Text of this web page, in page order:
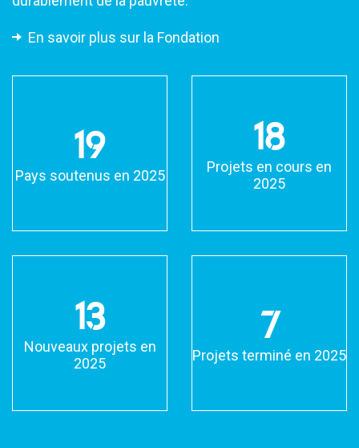
En savoir plus sur la Fondation
19
Pays soutenus en 2025
18
Projets en cours en
2025
13
Nouveaux projets en
2025
7
Projets terminé en 2025